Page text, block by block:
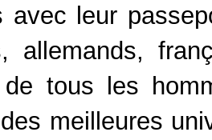
avec leur
allemands,
de tous les
meilleures